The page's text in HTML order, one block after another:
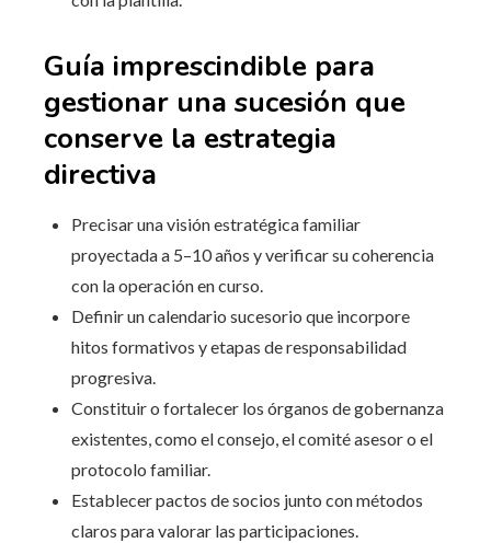
Guía imprescindible para
gestionar una sucesión que
conserve la estrategia
directiva
Precisar una visión estratégica familiar
proyectada a 5–10 años y verificar su coherencia
con la operación en curso.
Definir un calendario sucesorio que incorpore
hitos formativos y etapas de responsabilidad
progresiva.
Constituir o fortalecer los órganos de gobernanza
existentes, como el consejo, el comité asesor o el
protocolo familiar.
Establecer pactos de socios junto con métodos
claros para valorar las participaciones.